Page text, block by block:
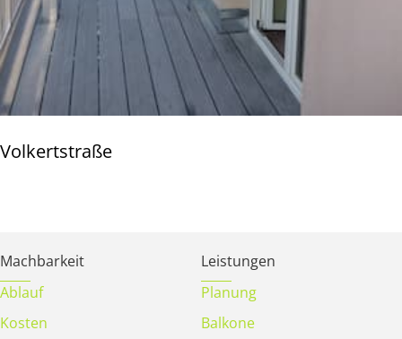
Volkertstraße
Machbarkeit
Ablauf
Kosten
Leistungen
Planung
Balkone